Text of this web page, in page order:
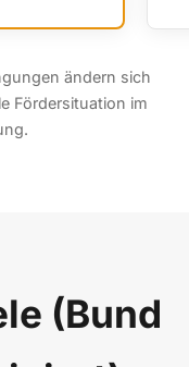
ändern sich
Fördersituation im
(Bund